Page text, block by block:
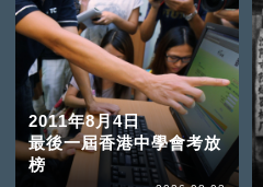
2011年8月4日
最後一屆香港中學會考放
榜